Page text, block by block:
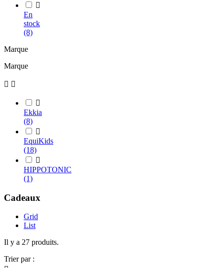

En
stock
(8)
Marque
Marque
 

Ekkia
(8)

EquiKids
(18)

HIPPOTONIC
(1)
Cadeaux
Grid
List
Il y a 27 produits.
Trier par :